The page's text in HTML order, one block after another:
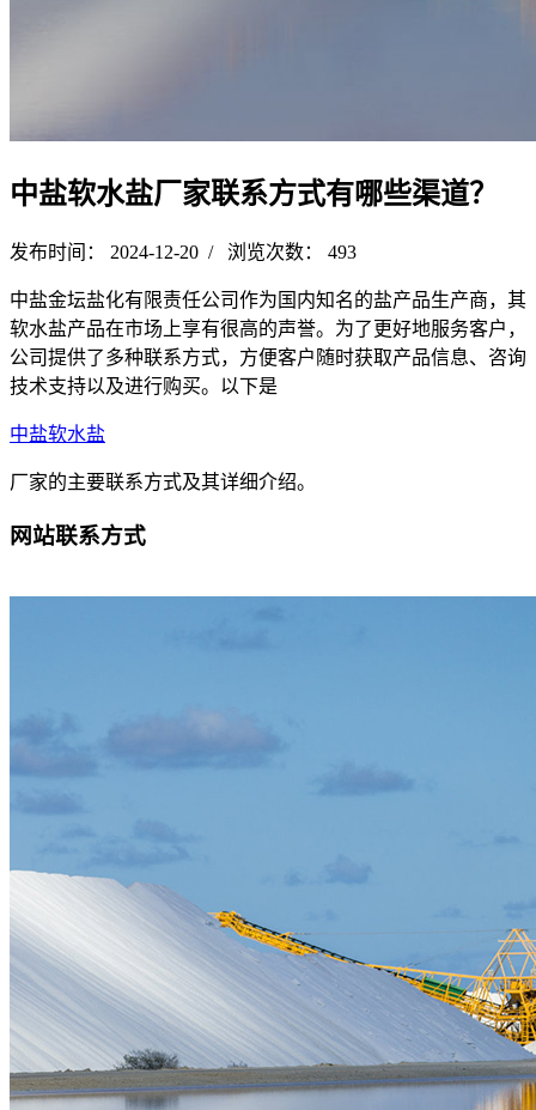
中盐软水盐厂家联系方式有哪些渠道？
发布时间： 2024-12-20 / 浏览次数： 493
中盐金坛盐化有限责任公司作为国内知名的盐产品生产商，其
软水盐产品在市场上享有很高的声誉。为了更好地服务客户，
公司提供了多种联系方式，方便客户随时获取产品信息、咨询
技术支持以及进行购买。以下是
中盐软水盐
厂家的主要联系方式及其详细介绍。
网站联系方式